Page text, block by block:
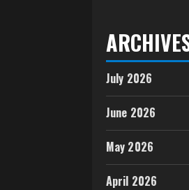
July 2026
June 2026
May 2026
April 2026